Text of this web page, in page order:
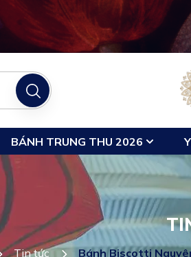
BÁNH TRUNG THU 2026
Tin tức Bánh Biscotti